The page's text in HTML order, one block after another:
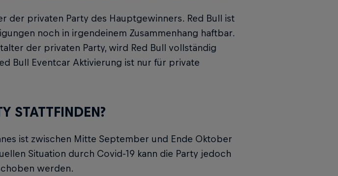
der privaten Party des Hauptgewinners. Red Bull ist
noch in irgendeinem Zusammenhang haftbar.
der privaten Party, wird Red Bull vollständig
Bull Eventcar Aktivierung ist nur für private
STATTFINDEN?
ist zwischen Mitte September und Ende Oktober
Situation durch Covid-19 kann die Party jedoch
werden.